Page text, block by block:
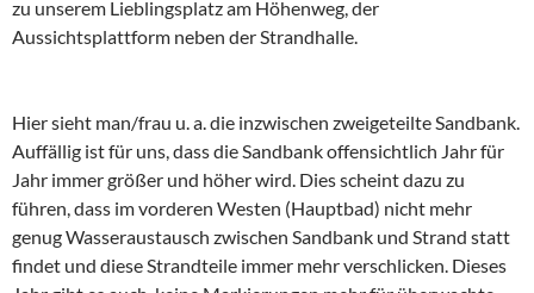
zu unserem Lieblingsplatz am Höhenweg, der
Aussichtsplattform neben der Strandhalle.
Hier sieht man/frau u. a. die inzwischen zweigeteilte Sandbank.
Auffällig ist für uns, dass die Sandbank offensichtlich Jahr für
Jahr immer größer und höher wird. Dies scheint dazu zu
führen, dass im vorderen Westen (Hauptbad) nicht mehr
genug Wasseraustausch zwischen Sandbank und Strand statt
findet und diese Strandteile immer mehr verschlicken. Dieses